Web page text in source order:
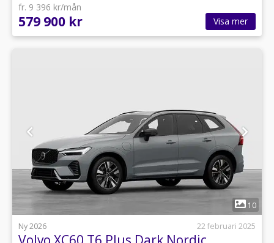
fr. 9 396 kr/mån
579 900 kr Visa mer
10
Ny 2026
22 februari 2025